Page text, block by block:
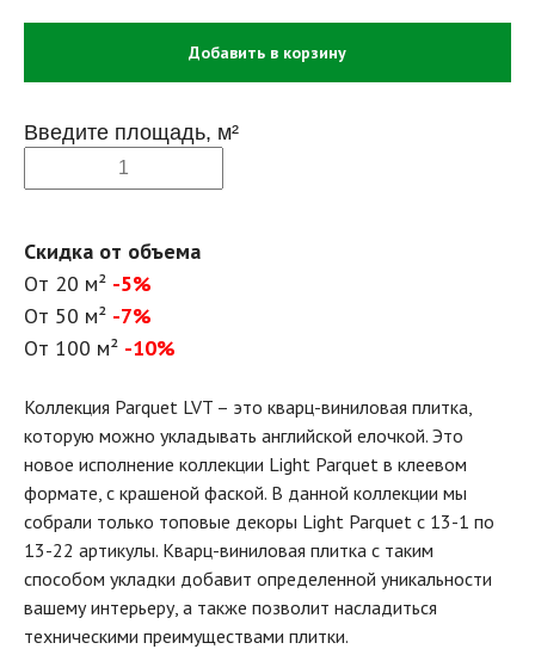
Добавить в корзину
Введите площадь, м²
Скидка от объема
От 20 м² -5%
От 50 м² -7%
От 100 м² -10%
Коллекция Parquet LVT – это кварц-виниловая плитка,
которую можно укладывать английской елочкой. Это
новое исполнение коллекции Light Parquet в клеевом
формате, с крашеной фаской. В данной коллекции мы
собрали только топовые декоры Light Parquet с 13-1 по
13-22 артикулы. Кварц-виниловая плитка с таким
способом укладки добавит определенной уникальности
вашему интерьеру, а также позволит насладиться
техническими преимуществами плитки.